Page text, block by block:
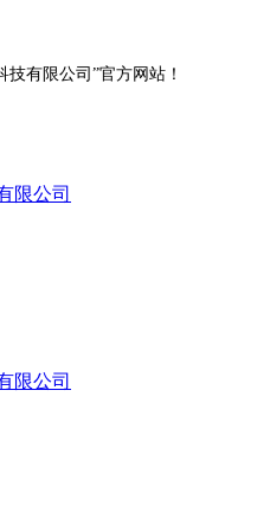
技有限公司”官方网站！